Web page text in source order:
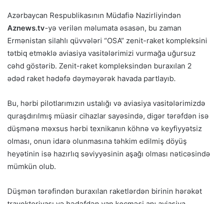
Azərbaycan Respublikasının Müdafiə Nazirliyindən
Aznews.tv-yə verilən məlumata əsasən, bu zaman
Ermənistan silahlı qüvvələri “OSA” zenit-raket kompleksini
tətbiq etməklə aviasiya vasitələrimizi vurmağa uğursuz
cəhd göstərib. Zenit-raket kompleksindən buraxılan 2
ədəd raket hədəfə dəyməyərək havada partlayıb.
Bu, hərbi pilotlarımızın ustalığı və aviasiya vasitələrimizdə
quraşdırılmış müasir cihazlar sayəsində, digər tərəfdən isə
düşmənə məxsus hərbi texnikanın köhnə və keyfiyyətsiz
olması, onun idarə olunmasına təhkim edilmiş döyüş
heyətinin isə hazırlıq səviyyəsinin aşağı olması nəticəsində
mümkün olub.
Düşmən tərəfindən buraxılan raketlərdən birinin hərəkət